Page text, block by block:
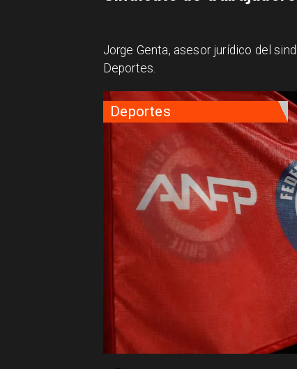
Deportes
Jorge Genta, asesor jurídico del
Deportes.